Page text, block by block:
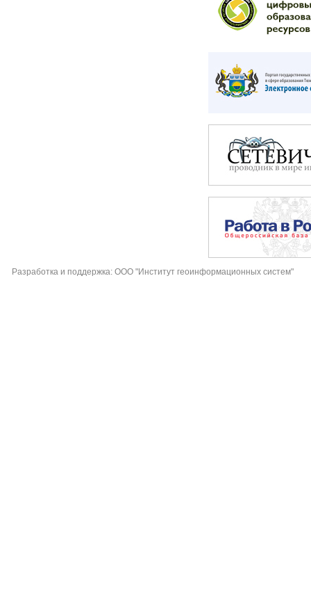
Разработка и поддержка: ООО "Институт геоинформационных систем"